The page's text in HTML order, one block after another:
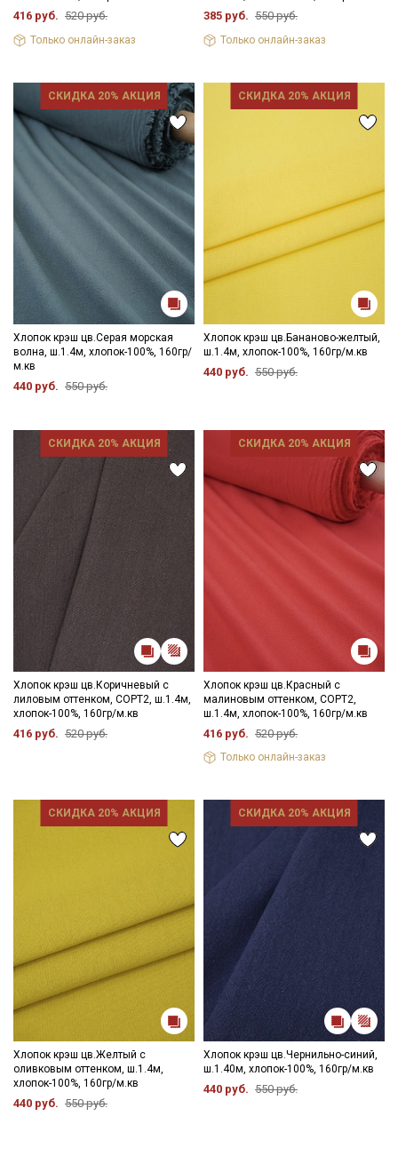
416 руб. 520 руб.
Только онлайн-заказ
385 руб. 550 руб.
Только онлайн-заказ
СКИДКА 20% АКЦИЯ
Хлопок крэш цв.Серая морская
волна, ш.1.4м, хлопок-100%, 160гр/
м.кв
440 руб. 550 руб.
СКИДКА 20% АКЦИЯ
Хлопок крэш цв.Бананово-желтый,
ш.1.4м, хлопок-100%, 160гр/м.кв
440 руб. 550 руб.
СКИДКА 20% АКЦИЯ
Хлопок крэш цв.Коричневый с
лиловым оттенком, СОРТ2, ш.1.4м,
хлопок-100%, 160гр/м.кв
416 руб. 520 руб.
СКИДКА 20% АКЦИЯ
Хлопок крэш цв.Красный с
малиновым оттенком, СОРТ2,
ш.1.4м, хлопок-100%, 160гр/м.кв
416 руб. 520 руб.
Только онлайн-заказ
СКИДКА 20% АКЦИЯ
Хлопок крэш цв.Желтый с
оливковым оттенком, ш.1.4м,
хлопок-100%, 160гр/м.кв
440 руб. 550 руб.
СКИДКА 20% АКЦИЯ
Хлопок крэш цв.Чернильно-синий,
ш.1.40м, хлопок-100%, 160гр/м.кв
440 руб. 550 руб.
Секретная рассылка от Купава
Мы публикуем здесь дополнительные
промокоды и скидки до 30% на узкие
категории тканей
Электронная почта
Подписаться
данных
Даю
Согласие на получение рекламных и
информационных рассылок